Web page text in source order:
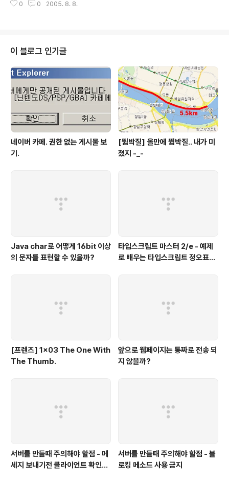
이 광난임을 나타내기라도 하는듯 꽃을 꽃고 나오는 여일 역을 맡은 강혜정 ( 여
봉할 "박수칠때 떠나라" ) 그 반대편에는 리수화 역을 맡은 정재영씨. ( 이 분의
이름을 처음 알았다. 카리스마 있는 연기력이 짱 -_-b ..
0 0 2005. 8. 8.
이 블로그 인기글
네이버 카페. 권한 없는 게시물 보
기.
[뜀박질] 올만에 뜀박질.. 내가 미
쳤지 -_-
Java char로 어떻게 16bit 이상
의 문자를 표현할 수 있을까?
타입스크립트 마스터 2/e - 예제
로 배우는 타입스크립트 정오표
[프렌즈] 1x03 The One With
The Thumb.
앞으로 웹페이지는 통짜로 전송 되
지 않을까?
서버를 만들때 주의해야 할점 - 메
세지 보내기전 클라이언트 확인하
서버를 만들때 주의해야 할점 - 블
로킹 메소드 사용 금지